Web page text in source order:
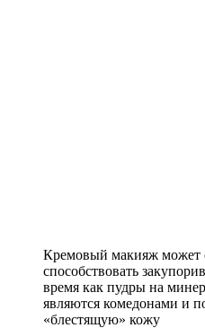
Кремовый макияж может
способствовать
время как пудры на
являются комедонами и
«блестящую» кожу